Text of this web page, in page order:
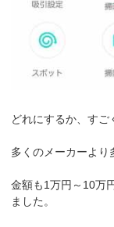
どれにするか、すご
多くのメーカーより
金額も1万円～10万
ました。